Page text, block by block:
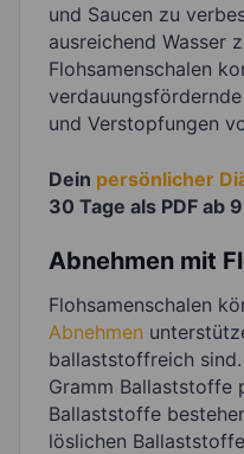
und Saucen zu
ausreichend Wasser
Flohsamenschalen
und Verstopfungen
Dein persönlicher
30 Tage als PDF ab
Abnehmen mit
Flohsamenschalen
Abnehmen
ballaststoffreich
Gramm Ballaststoffe
Ballaststoffe
löslichen